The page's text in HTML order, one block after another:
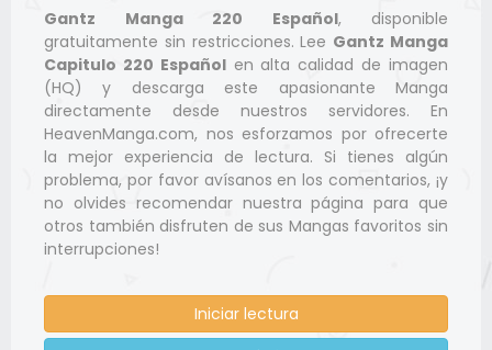
Gantz Manga 220 Español, disponible
gratuitamente sin restricciones. Lee Gantz Manga
Capitulo 220 Españolen alta calidad de imagen
(HQ) y descarga este apasionante Manga
directamente desde nuestros servidores. En
HeavenManga.com, nos esforzamos por ofrecerte
la mejor experiencia de lectura. Si tienes algún
problema, por favor avísanos en los comentarios, ¡y
no olvides recomendar nuestra página para que
otros también disfruten de sus Mangas favoritos sin
interrupciones!
Iniciar lectura